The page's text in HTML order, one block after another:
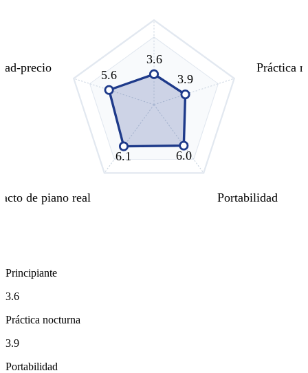
3.6
3.9
6.0
6.1
5.6
Práctica
Portabilidad
de piano real
precio
Principiante
3.6
Práctica nocturna
3.9
Portabilidad